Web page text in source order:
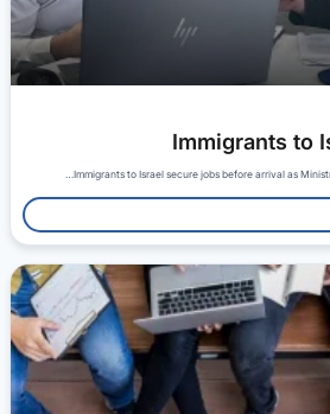
Immigrants to
Immigrants to Israel secure jobs before arrival as